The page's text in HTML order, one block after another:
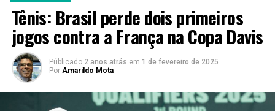
Tênis: Brasil perde dois primeiros
jogos contra a França na Copa Davis
Públicado 2 anos atrás em 1 de fevereiro de 2025
Por Amarildo Mota